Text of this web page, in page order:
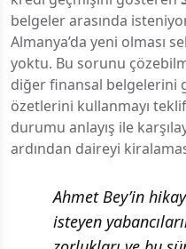
belgeler arasında
Almanya’da yeni olması
yoktu. Bu sorunu
diğer finansal belgelerini
özetlerini kullanmayı
durumu anlayış ile
ardından daireyi
Ahmet Bey’in
isteyen